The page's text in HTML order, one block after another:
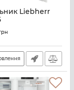
Liebherr